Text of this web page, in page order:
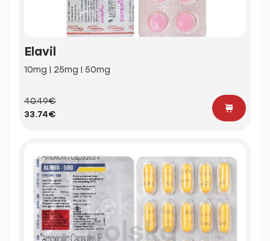
Elavil
10mg | 25mg | 50mg
40.49€
33.74€